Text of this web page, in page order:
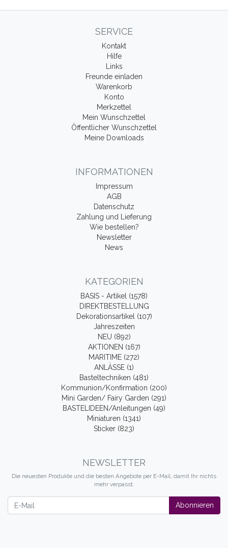
SERVICE
Kontakt
Hilfe
Links
Freunde einladen
Warenkorb
Konto
Merkzettel
Mein Wunschzettel
Öffentlicher Wunschzettel
Meine Downloads
INFORMATIONEN
Impressum
AGB
Datenschutz
Zahlung und Lieferung
Wie bestellen?
Newsletter
News
KATEGORIEN
BASIS - Artikel (1578)
DIREKTBESTELLUNG
Dekorationsartikel (107)
Jahreszeiten
NEU (892)
AKTIONEN (167)
MARITIME (272)
ANLÄSSE (1)
Basteltechniken (481)
Kommunion/Konfirmation (200)
Mini Garden/ Fairy Garden (291)
BASTELIDEEN/Anleitungen (49)
Miniaturen (1341)
Sticker (823)
NEWSLETTER
Die neuesten Produkte und die besten Angebote per E-Mail, damit Ihr nichts
mehr verpasst.
Abonnieren